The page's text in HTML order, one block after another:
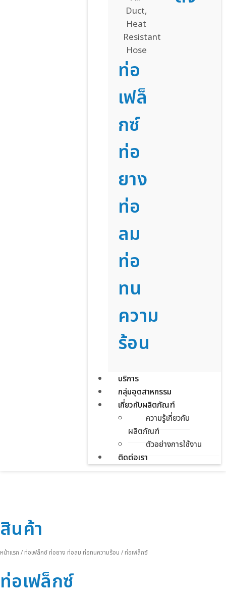
ท่อ
เฟล็
กซ์
ท่อ
ยาง
ท่อ
ลม
ท่อ
ทน
ความ
ร้อน
บริการ
กลุ่มอุตสาหกรรม
เกี่ยวกับผลิตภัณฑ์
ความรู้เกี่ยวกับ
ผลิตภัณฑ์
ตัวอย่างการใช้งาน
ติดต่อเรา
สินค้า
หน้าแรก / ท่อเฟล็กซ์ ท่อยาง ท่อลม ท่อทนความร้อน / ท่อเฟล็กซ์
ท่อเฟล็กซ์